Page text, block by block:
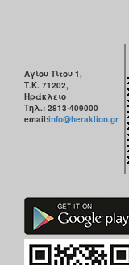
Αγίου Τίτου 1,
Τ.Κ. 71202,
Ηράκλειο
Τηλ.: 2813-409000
email:info@heraklion.gr